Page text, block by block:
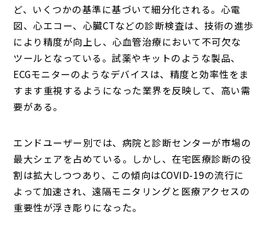
ど、いくつかの基準に基づいて細分化される。心電
図、心エコー、心臓CTなどの診断検査は、技術の進歩
により精度が向上し、心血管治療において不可欠な
ツールとなっている。試薬やキットのような製品、
ECGモニターのようなデバイスは、精度と効率性をま
すます重視するようになった業界を反映して、高い需
要がある。
エンドユーザー別では、病院と診断センターが市場の
最大シェアを占めている。しかし、在宅医療診断の役
割は拡大しつつあり、この傾向はCOVID-19の流行に
よって加速され、遠隔モニタリングと医療アクセスの
重要性が浮き彫りになった。